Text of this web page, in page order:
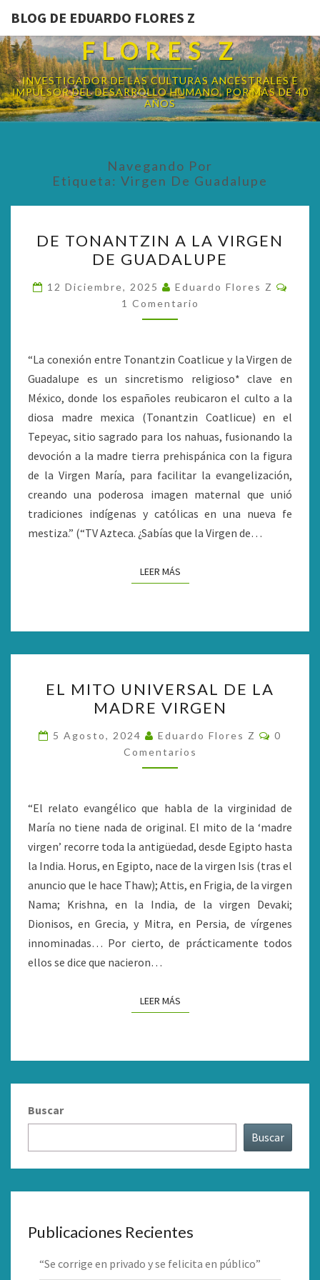
BLOG DE EDUARDO FLORES Z
BLOG DE EDUARDO
FLORES Z
INVESTIGADOR DE LAS CULTURAS ANCESTRALES E
IMPULSOR DEL DESARROLLO HUMANO, POR MÁS DE 40
AÑOS
Navegando Por
Etiqueta: Virgen De Guadalupe
TONANTZIN
A
LA
VIRGEN
DE
DE TONANTZIN A LA VIRGEN
DE GUADALUPE
12 Diciembre, 2025 Eduardo Flores Z
1 Comentario
“La conexión entre Tonantzin Coatlicue y la Virgen de
Guadalupe es un sincretismo religioso* clave en
México, donde los españoles reubicaron el culto a la
diosa madre mexica (Tonantzin Coatlicue) en el
Tepeyac, sitio sagrado para los nahuas, fusionando la
devoción a la madre tierra prehispánica con la figura
de la Virgen María, para facilitar la evangelización,
creando una poderosa imagen maternal que unió
tradiciones indígenas y católicas en una nueva fe
mestiza.” (“TV Azteca. ¿Sabías que la Virgen de…
LEER MÁSLEER MÁS
MITO
UNIVERSAL
DE
LA
MADRE
EL MITO UNIVERSAL DE LA
MADRE VIRGEN
5 Agosto, 2024 Eduardo Flores Z
0
Comentarios
“El relato evangélico que habla de la virginidad de
María no tiene nada de original. El mito de la ‘madre
virgen’ recorre toda la antigüedad, desde Egipto hasta
la India. Horus, en Egipto, nace de la virgen Isis (tras el
anuncio que le hace Thaw); Attis, en Frigia, de la virgen
Nama; Krishna, en la India, de la virgen Devaki;
Dionisos, en Grecia, y Mitra, en Persia, de vírgenes
innominadas… Por cierto, de prácticamente todos
ellos se dice que nacieron…
LEER MÁSLEER MÁS
Buscar
Buscar
Publicaciones Recientes
“Se corrige en privado y se felicita en público”